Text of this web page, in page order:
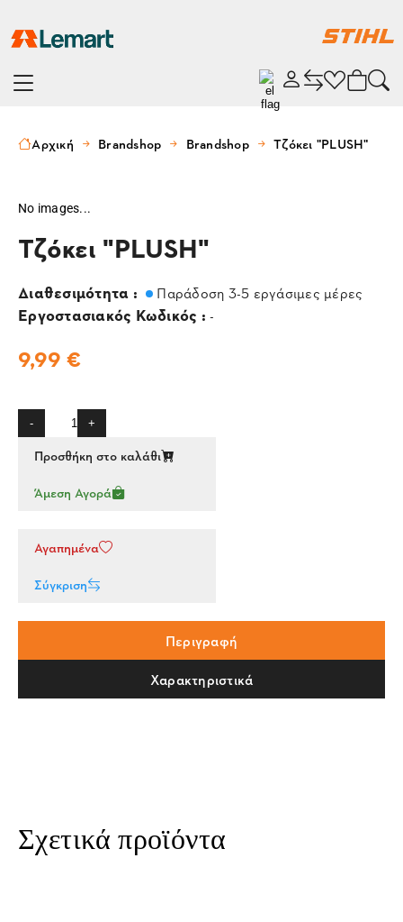
Αρχική Brandshop Brandshop Τζόκει "PLUSH"
No images...
Τζόκει "PLUSH"
Διαθεσιμότητα : Παράδοση 3-5 εργάσιμες μέρες
Εργοστασιακός Κωδικός : -
9,99 €
- +
Προσθήκη στο καλάθι
Άμεση Αγορά
Αγαπημένα
Σύγκριση
Περιγραφή
Χαρακτηριστικά
Σχετικά προϊόντα